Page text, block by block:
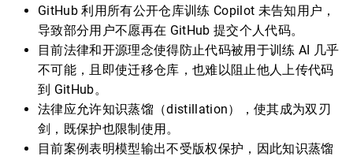
GitHub 利用所有公开仓库训练 Copilot 未告知用户，
导致部分用户不愿再在 GitHub 提交个人代码。
目前法律和开源理念使得防止代码被用于训练 AI 几乎
不可能，且即使迁移仓库，也难以阻止他人上传代码
到 GitHub。
法律应允许知识蒸馏（distillation），使其成为双刃
剑，既保护也限制使用。
目前案例表明模型输出不受版权保护，因此知识蒸馏